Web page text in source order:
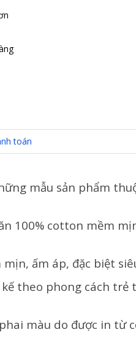
toán
mẫu sản phẩm
100% cotton mềm
ấm áp, đặc biệt
theo phong cách trẻ
màu do được in từ